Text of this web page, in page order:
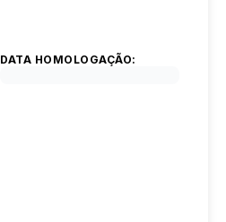
DATA HOMOLOGAÇÃO: